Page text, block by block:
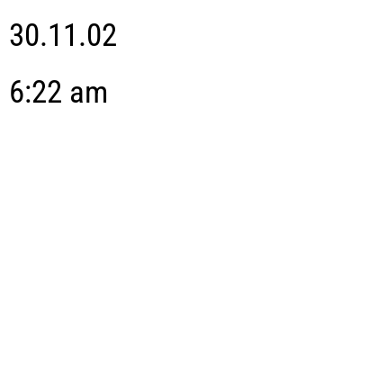
30.11.02
6:22 am